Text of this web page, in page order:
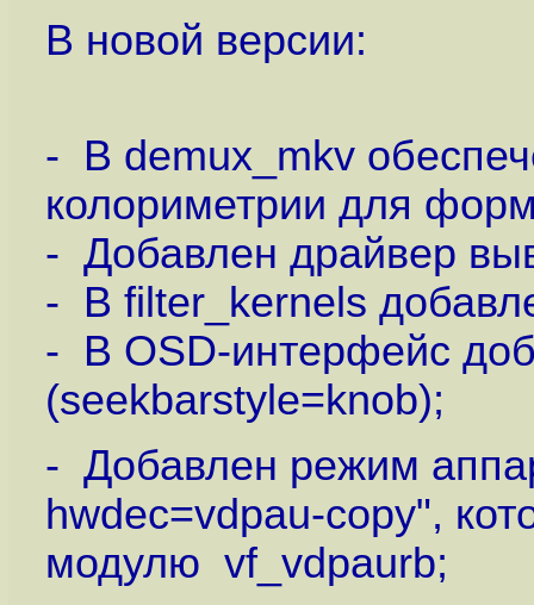
В новой версии:
- В demux_mkv
колориметрии для
- Добавлен драйвер
- В filter_kernels
- В OSD-интерфейс
(seekbarstyle=knob);
- Добавлен режим
hwdec=vdpau-copy",
модулю vf_vdpaurb;